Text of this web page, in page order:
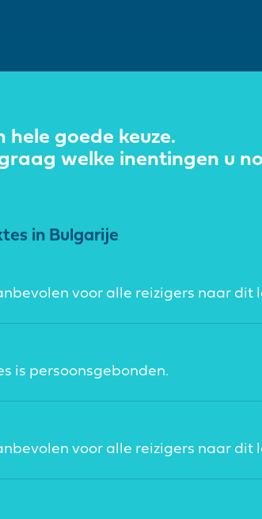
hele goede keuze.
welke inentingen u
in Bulgarije
voor alle reizigers naar dit
is persoonsgebonden.
voor alle reizigers naar dit